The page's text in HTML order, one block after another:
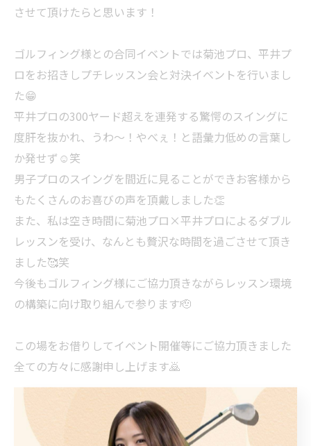
させて頂けたらと思います！
ゴルフィング様との合同イベントでは菊池プロ、平井プ
ロをお招きしプチレッスン会と対決イベントを行いまし
た😁
平井プロの300ヤード超えを連発する驚愕のスイングに
度肝を抜かれ、うわ〜！やべぇ！と語彙力低めの言葉し
か発せず☺️笑
男子プロのスイングを間近に見ることができお客様から
もたくさんのお喜びの声を頂戴しました👏
また、私は空き時間に菊池プロ×平井プロによるダブル
レッスンを受け、なんとも贅沢な時間を過ごさせて頂き
ました🥰笑
今後もゴルフィング様にご協力頂きながらレッスン環境
の構築に向け取り組んで参ります🫡
この場をお借りしてイベント開催等にご協力頂きました
全ての方々に感謝申し上げます🙇
最後に、この半年を振り返ると改めて色々な方々にお力
添えを頂きなんとか迎えることが出来ました🙇